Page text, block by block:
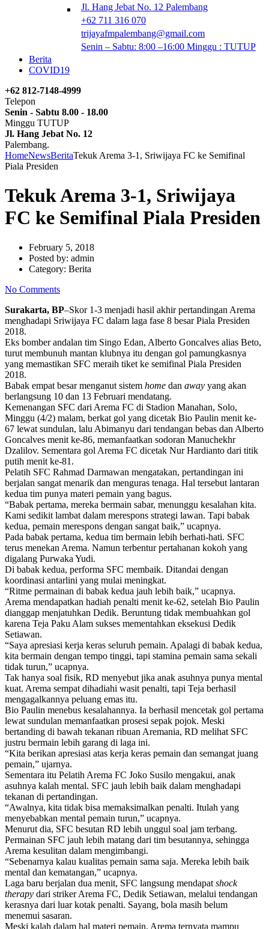
Jl. Hang Jebat No. 12 Palembang
+62 711 316 070
trijayafmpalembang@gmail.com
Senin – Sabtu: 8:00 –16:00 Minggu : TUTUP
Berita
COVID19
+62 812-7148-4999
Telepon
Senin - Sabtu 8.00 - 18.00
Minggu TUTUP
Jl. Hang Jebat No. 12
Palembang.
HomeNewsBeritaTekuk Arema 3-1, Sriwijaya FC ke Semifinal
Piala Presiden
Tekuk Arema 3-1, Sriwijaya
FC ke Semifinal Piala Presiden
February 5, 2018
Posted by: admin
Category: Berita
No Comments
Surakarta, BP–Skor 1-3 menjadi hasil akhir pertandingan Arema
menghadapi Sriwijaya FC dalam laga fase 8 besar Piala Presiden
2018.
Eks bomber andalan tim Singo Edan, Alberto Goncalves alias Beto,
turut membunuh mantan klubnya itu dengan gol pamungkasnya
yang memastikan SFC meraih tiket ke semifinal Piala Presiden
2018.
Babak empat besar menganut sistem home dan away yang akan
berlangsung 10 dan 13 Februari mendatang.
Kemenangan SFC dari Arema FC di Stadion Manahan, Solo,
Minggu (4/2) malam, berkat gol yang dicetak Bio Paulin menit ke-
67 lewat sundulan, lalu Abimanyu dari tendangan bebas dan Alberto
Goncalves menit ke-86, memanfaatkan sodoran Manuchekhr
Dzalilov. Sementara gol Arema FC dicetak Nur Hardianto dari titik
putih menit ke-81.
Pelatih SFC Rahmad Darmawan mengatakan, pertandingan ini
berjalan sangat menarik dan menguras tenaga. Hal tersebut lantaran
kedua tim punya materi pemain yang bagus.
“Babak pertama, mereka bermain sabar, menunggu kesalahan kita.
Kami sedikit lambat dalam merespons strategi lawan. Tapi babak
kedua, pemain merespons dengan sangat baik,” ucapnya.
Pada babak pertama, kedua tim bermain lebih berhati-hati. SFC
terus menekan Arema. Namun terbentur pertahanan kokoh yang
digalang Purwaka Yudi.
Di babak kedua, performa SFC membaik. Ditandai dengan
koordinasi antarlini yang mulai meningkat.
“Ritme permainan di babak kedua jauh lebih baik,” ucapnya.
Arema mendapatkan hadiah penalti menit ke-62, setelah Bio Paulin
dianggap menjatuhkan Dedik. Beruntung tidak membuahkan gol
karena Teja Paku Alam sukses mementahkan eksekusi Dedik
Setiawan.
“Saya apresiasi kerja keras seluruh pemain. Apalagi di babak kedua,
kita bermain dengan tempo tinggi, tapi stamina pemain sama sekali
tidak turun,” ucapnya.
Tak hanya soal fisik, RD menyebut jika anak asuhnya punya mental
kuat. Arema sempat dihadiahi wasit penalti, tapi Teja berhasil
mengagalkannya peluang emas itu.
Bio Paulin menebus kesalahannya. Ia berhasil mencetak gol pertama
lewat sundulan memanfaatkan prosesi sepak pojok. Meski
bertanding di bawah tekanan ribuan Aremania, RD melihat SFC
justru bermain lebih garang di laga ini.
“Kita berikan apresiasi atas kerja keras pemain dan semangat juang
pemain,” ujarnya.
Sementara itu Pelatih Arema FC Joko Susilo mengakui, anak
asuhnya kalah mental. SFC jauh lebih baik dalam menghadapi
tekanan di pertandingan.
“Awalnya, kita tidak bisa memaksimalkan penalti. Itulah yang
menyebabkan mental pemain turun,” ucapnya.
Menurut dia, SFC besutan RD lebih unggul soal jam terbang.
Permainan SFC jauh lebih matang dari tim besutannya, sehingga
Arema kesulitan dalam mengimbangi.
“Sebenarnya kalau kualitas pemain sama saja. Mereka lebih baik
mental dan kematangan,” ucapnya.
Laga baru berjalan dua menit, SFC langsung mendapat shock
therapy dari striker Arema FC, Dedik Setiawan, melalui tendangan
kerasnya dari luar kotak penalti. Sayang, bola masih belum
menemui sasaran.
Meski kalah dalam hal materi pemain, Arema ternyata mampu